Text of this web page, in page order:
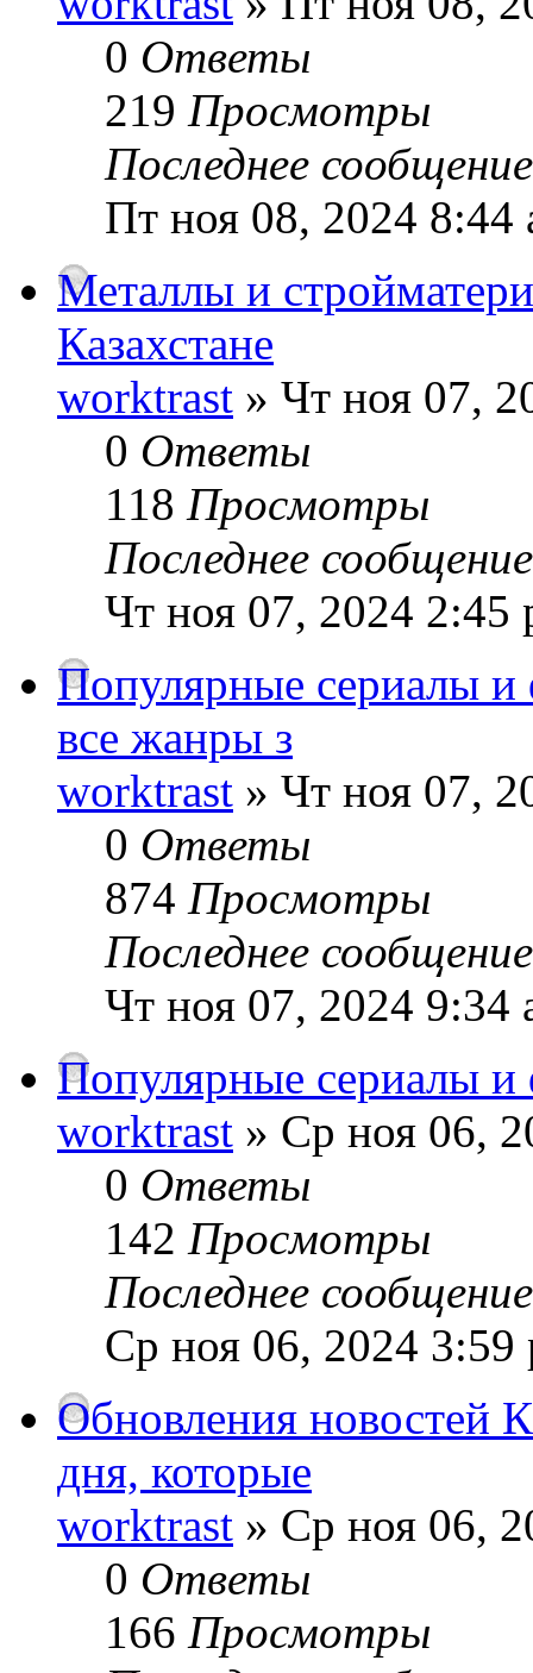
0 Ответы
219 Просмотры
Последнее
Пт ноя 08, 2024 8:44
Металлы и
Казахстане
worktrast » Чт ноя 07,
0 Ответы
118 Просмотры
Последнее
Чт ноя 07, 2024 2:45
Популярные сериалы
все жанры з
worktrast » Чт ноя 07,
0 Ответы
874 Просмотры
Последнее
Чт ноя 07, 2024 9:34
Популярные сериалы и
worktrast » Ср ноя 06,
0 Ответы
142 Просмотры
Последнее
Ср ноя 06, 2024 3:59
Обновления новостей
дня, которые
worktrast » Ср ноя 06,
0 Ответы
166 Просмотры